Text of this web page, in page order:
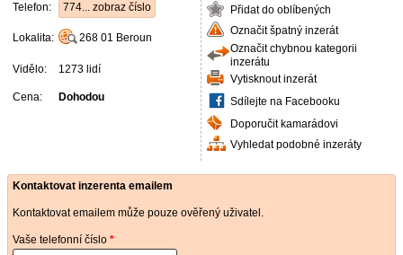
Telefon: 774... zobraz číslo
Lokalita: 268 01 Beroun
Vidělo: 1273 lidí
Cena: Dohodou
Přidat do oblíbených
Označit špatný inzerát
Označit chybnou kategorii
inzerátu
Vytisknout inzerát
Sdílejte na Facebooku
Doporučit kamarádovi
Vyhledat podobné inzeráty
Kontaktovat inzerenta emailem
Kontaktovat emailem může pouze ověřený uživatel.
Vaše telefonní číslo *